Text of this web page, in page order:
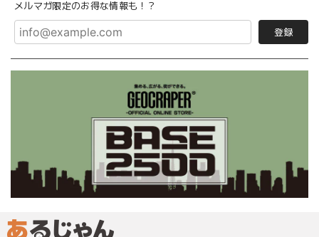
メルマガ限定のお得な情報も！？
登録